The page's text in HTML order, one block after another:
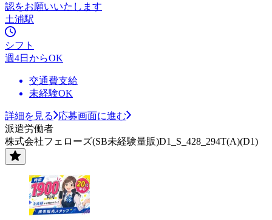
認をお願いいたします
土浦駅
シフト
週4日からOK
交通費支給
未経験OK
詳細を見る
応募画面に進む
派遣労働者
株式会社フェローズ(SB未経験量販)D1_S_428_294T(A)(D1)